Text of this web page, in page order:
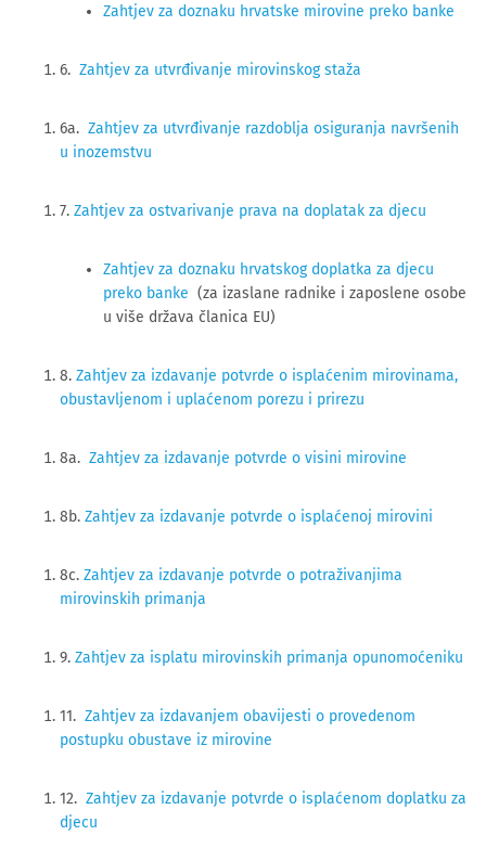
Zahtjev za doznaku hrvatske mirovine preko banke
6. Zahtjev za utvrđivanje mirovinskog staža
6a. Zahtjev za utvrđivanje razdoblja osiguranja navršenih
u inozemstvu
7. Zahtjev za ostvarivanje prava na doplatak za djecu
Zahtjev za doznaku hrvatskog doplatka za djecu
preko banke (za izaslane radnike i zaposlene osobe
u više država članica EU)
8. Zahtjev za izdavanje potvrde o isplaćenim mirovinama,
obustavljenom i uplaćenom porezu i prirezu
8a. Zahtjev za izdavanje potvrde o visini mirovine
8b. Zahtjev za izdavanje potvrde o isplaćenoj mirovini
8c. Zahtjev za izdavanje potvrde o potraživanjima
mirovinskih primanja
9. Zahtjev za isplatu mirovinskih primanja opunomoćeniku
11. Zahtjev za izdavanjem obavijesti o provedenom
postupku obustave iz mirovine
12. Zahtjev za izdavanje potvrde o isplaćenom doplatku za
djecu